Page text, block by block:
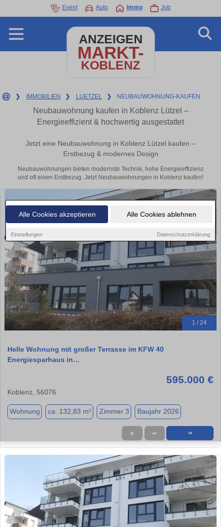
Alle Cookies akzeptieren Alle Cookies ablehnen
Einstellungen Datenschutzerklärung
Event Auto Immo Job
ANZEIGEN
MARKT-
KOBLENZ
❯ IMMOBILIEN ❯ LUETZEL ❯ NEUBAUWOHNUNG-KAUFEN
Neubauwohnung kaufen in Koblenz Lützel –
Energieeffizient & hochwertig ausgestattet
Jetzt eine Neubauwohnung in Koblenz Lützel kaufen –
Erstbezug & modernes Design
Neubauwohnungen bieten modernste Technik, hohe Energieeffizienz
und oft einen Erstbezug. Jetzt Neubauwohnungen in Koblenz kaufen!
1 / 24
Helle Wohnung mit großer Terrasse im KFW 40
Energiesparhaus in…
595.000 €
Koblenz, 56076
Wohnung ca. 132,83 m² Zimmer 3 Baujahr 2026
★ ➦ ➜